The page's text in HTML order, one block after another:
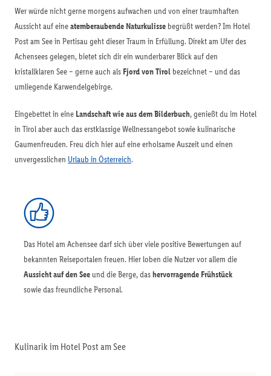
Wer würde nicht gerne morgens aufwachen und von einer traumhaften
Aussicht auf eineatemberaubende Naturkulisse begrüßt werden? Im Hotel
Post am See in Pertisau geht dieser Traum in Erfüllung. Direkt am Ufer des
Achensees gelegen, bietet sich dir ein wunderbarer Blick auf den
kristallklaren See – gerne auch als Fjord von Tirol bezeichnet – und das
umliegende Karwendelgebirge.
Eingebettet in eine Landschaft wie aus dem Bilderbuch, genießt du im Hotel
in Tirol aber auch das erstklassige Wellnessangebot sowie kulinarische
Gaumenfreuden. Freu dich hier auf eine erholsame Auszeit und einen
unvergesslichen Urlaub in Österreich.
Das Hotel am Achensee darf sich über viele positive Bewertungen auf
bekannten Reiseportalen freuen. Hier loben die Nutzer vor allem die
Aussicht auf den See und die Berge, dashervorragende Frühstück
sowie das freundliche Personal.
Kulinarik im Hotel Post am See